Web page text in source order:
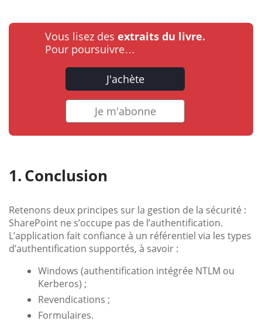
Vous lisez des extraits du livre.
Pour poursuivre…
J'achète
Je m'abonne
Conclusion
Retenons deux principes sur la gestion de la sécurité :
SharePoint ne s’occupe pas de l’authentification.
L’application fait confiance à un référentiel via les types
d’authentification supportés, à savoir :
Windows (authentification intégrée NTLM ou
Kerberos) ;
Revendications ;
Formulaires.